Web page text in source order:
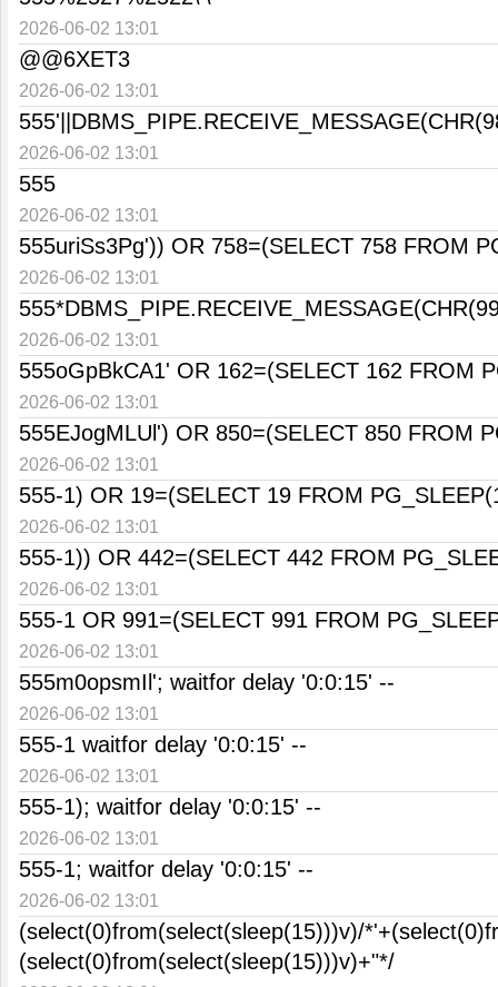
2026-06-02 13:01
@@6XET3
2026-06-02 13:01
2026-06-02 13:01
555
2026-06-02 13:01
555uriSs3Pg')) OR 758=(SELECT 758 FROM
2026-06-02 13:01
2026-06-02 13:01
555oGpBkCA1' OR 162=(SELECT 162 FROM
2026-06-02 13:01
555EJogMLUl') OR 850=(SELECT 850 FROM
2026-06-02 13:01
555-1) OR 19=(SELECT 19 FROM
2026-06-02 13:01
555-1)) OR 442=(SELECT 442 FROM
2026-06-02 13:01
555-1 OR 991=(SELECT 991 FROM
2026-06-02 13:01
555m0opsmIl'; waitfor delay '0:0:15' --
2026-06-02 13:01
555-1 waitfor delay '0:0:15' --
2026-06-02 13:01
555-1); waitfor delay '0:0:15' --
2026-06-02 13:01
555-1; waitfor delay '0:0:15' --
2026-06-02 13:01
(select(0)from(select(sleep(15)))v)/
(select(0)from(select(sleep(15)))v)+"*/